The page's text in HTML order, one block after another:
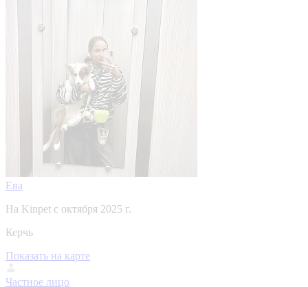
Ева
На Kinpet c октября 2025 г.
Керчь
Показать на карте
Частное лицо